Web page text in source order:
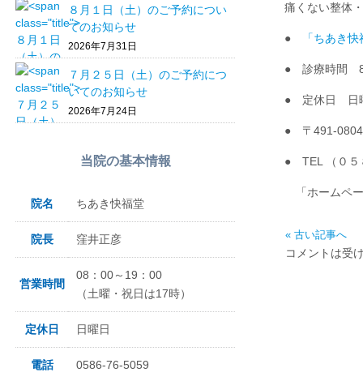
痛くない整体
● 「ちあき
● 診療時間
● 定休日 日
● 〒491-0804
● TEL （０５
「ホームペ
« 古い記事へ
コメントは受
８月１日（土）のご予約につい
てのお知らせ
2026年7月31日
７月２５日（土）のご予約につ
いてのお知らせ
2026年7月24日
当院の基本情報
院名 ちあき快福堂
院長 窪井正彦
営業時間
08：00～19：00
（土曜・祝日は17時）
定休日 日曜日
電話 0586-76-5059